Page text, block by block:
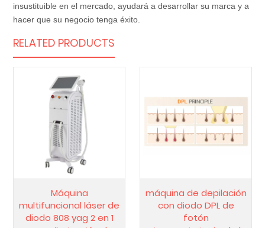
insustituible en el mercado, ayudará a desarrollar su marca y a
hacer que su negocio tenga éxito.
RELATED PRODUCTS
Máquina
multifuncional láser de
diodo 808 yag 2 en 1
máquina de depilación
con diodo DPL de
fotón